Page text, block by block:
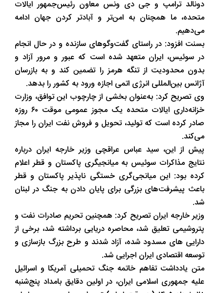
دونالد ترامپ و جی دی ونس معاون رئیس‌جمهور ایالات
متحده، ما همچنان به امن‌تر و آبادتر کردن جهان ادامه
می‌دهیم.
بسنت افزود: در راستای گفت‌وگوهای سازنده و در حال انجام
در سوئیس، ایران متعهد شده است که عبور و مرور آزاد و
بدون محدودیت از تنگه هرمز را تضمین کند و به بازرسان
آژانس بین‌المللی انرژی اتمی اجازه ورود به کشور را بدهد.
وی تصریح کرد: به‌عنوان بخشی از چارچوب این توافق، وزارت
خزانه‌داری ایالات متحده یک مجوز عمومی موقت ۶۰ روزه
صادر کرده است که تولید، تحویل و فروش نفت ایران را مجاز
می‌کند.
پیش از این، سید عباس عراقچی وزیر خارجه ایران درباره
نتایج مذاکرات سوئیس به میانجیگری پاکستان و قطر اعلام
کرده بود: این میانجی‌گری خستگی ناپذیر پاکستان و قطر
باعث پیشرفت‌های بزرگی برای پایان دادن به جنگ در لبنان
شد.
وزیر خارجه ایران تصریح کرد: همچنین تحریم صادرات نفت و
پتروشیمی تعلیق شد، محاصره دریایی برداشته شد، برخی از
دارایی های مسدود شده، آزاد شدند و طرح بزرگ بازسازی و
توسعه اقتصادی ایران اجرایی شد.
متن یادداشت تفاهم خاتمه جنگ تحمیلی آمریکا و اسرائیل
علیه جمهوری اسلامی ایران، در اولین دقایق بامداد پنج‌شنبه